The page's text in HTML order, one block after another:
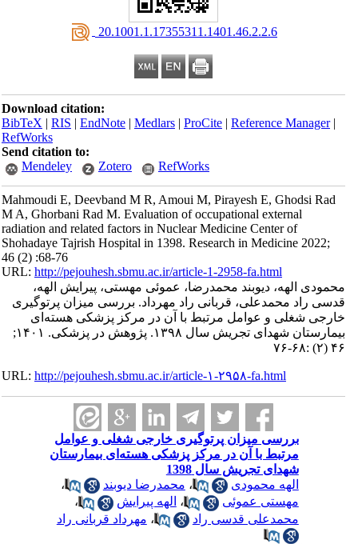
‎ 20.1001.1.17355311.1401.46.2.2.6
Download citation:
BibTeX|RIS|EndNote|Medlars|ProCite|Reference Manager
RefWorks
Send citation to:
Mendeley
Zotero RefWorks
Mahmoudi E, Deevband M R, Amoui M, Pirayesh E, Ghodsi Rad
M A, Ghorbani Rad M. Evaluation of occupational external
radiation and related factors in Nuclear Medicine Center of
Shohadaye Tajrish Hospital in 1398. Research in Medicine 2022;
46 (2) :68-76
URL:http://pejouhesh.sbmu.ac.ir/article-1-2958-fa.html
محمودی الهه، دیوبند محمدرضا، عموئی مهستی، پیرایش الهه،
قدسی راد محمدعلی، قربانی راد مهرداد. بررسی میزان پرتوگیری
خارجی شغلی و عوامل مرتبط با آن در مرکز پزشکی هسته‌ای
بیمارستان شهدای تجریش سال ۱۳۹۸. پژوهش در پزشکی. ۱۴۰۱;
۴۶ (۲) :۶۸-۷۶
URL:http://pejouhesh.sbmu.ac.ir/article-۱-۲۹۵۸-fa.html
بررسی میزان پرتوگیری خارجی شغلی و عوامل
مرتبط با آن در مرکز پزشکی هسته‌ای بیمارستان
شهدای تجریش سال 1398
الهه محمودی
،محمدرضا دیوبند
،
مهستی عموئی
،الهه پیرایش
،
محمدعلی قدسی راد
،مهرداد قربانی راد